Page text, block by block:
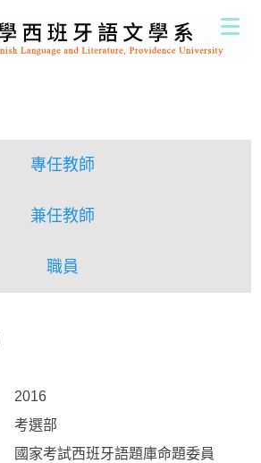
專任教師
兼任教師
職員
2016
考選部
國家考試西班牙語題庫命題委員